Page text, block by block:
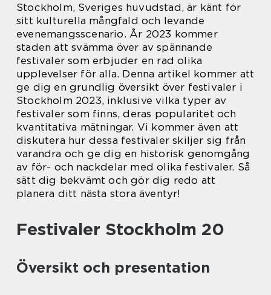
Stockholm, Sveriges huvudstad, är känt för
sitt kulturella mångfald och levande
evenemangsscenario. År 2023 kommer
staden att svämma över av spännande
festivaler som erbjuder en rad olika
upplevelser för alla. Denna artikel kommer att
ge dig en grundlig översikt över festivaler i
Stockholm 2023, inklusive vilka typer av
festivaler som finns, deras popularitet och
kvantitativa mätningar. Vi kommer även att
diskutera hur dessa festivaler skiljer sig från
varandra och ge dig en historisk genomgång
av för- och nackdelar med olika festivaler. Så
sätt dig bekvämt och gör dig redo att
planera ditt nästa stora äventyr!
Festivaler Stockholm 20
Översikt och presentation